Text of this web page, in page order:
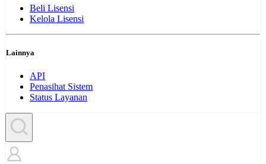
Beli Lisensi
Kelola Lisensi
Lainnya
API
Penasihat Sistem
Status Layanan